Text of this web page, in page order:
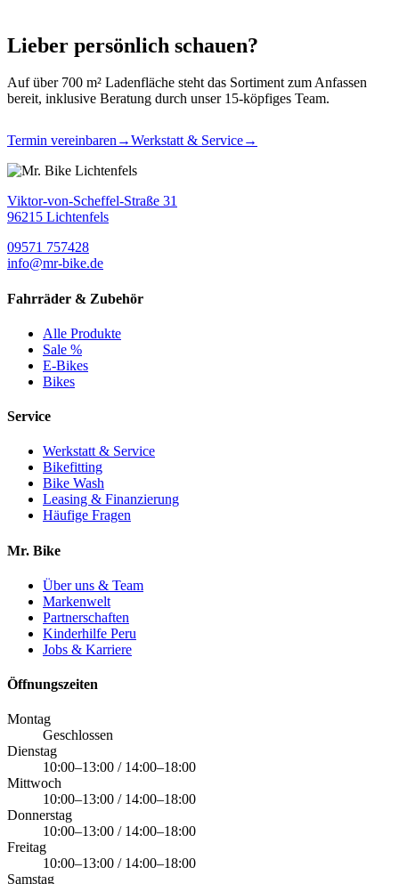
Lieber persönlich schauen?
Auf über 700 m² Ladenfläche steht das Sortiment zum Anfassen
bereit, inklusive Beratung durch unser 15-köpfiges Team.
Termin vereinbaren →Werkstatt & Service→
Viktor-von-Scheffel-Straße 31
96215 Lichtenfels
09571 757428
info@mr-bike.de
Fahrräder & Zubehör
Alle Produkte
Sale %
E-Bikes
Bikes
Service
Werkstatt & Service
Bikefitting
Bike Wash
Leasing & Finanzierung
Häufige Fragen
Mr. Bike
Über uns & Team
Markenwelt
Partnerschaften
Kinderhilfe Peru
Jobs & Karriere
Öffnungszeiten
Montag
Geschlossen
Dienstag
10:00–13:00 / 14:00–18:00
Mittwoch
10:00–13:00 / 14:00–18:00
Donnerstag
10:00–13:00 / 14:00–18:00
Freitag
10:00–13:00 / 14:00–18:00
Samstag